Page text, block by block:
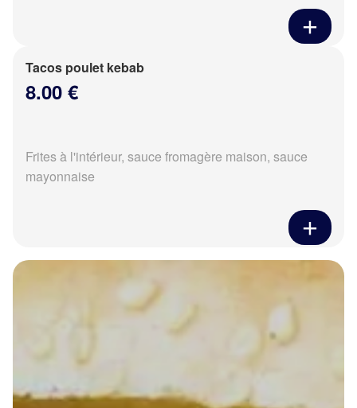
Tacos poulet kebab
8.00 €
Frites à l'intérieur, sauce fromagère maison, sauce
mayonnaise